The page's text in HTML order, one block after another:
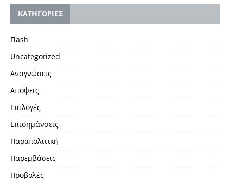
KΑΤΗΓΟΡΙΕΣ
Flash
Uncategorized
Αναγνώσεις
Απόψεις
Επιλογές
Επισημάνσεις
Παραπολιτική
Παρεμβάσεις
Προβολές